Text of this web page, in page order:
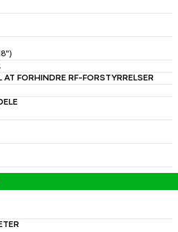
AT FORHINDRE RF-FORSTYRRELSER